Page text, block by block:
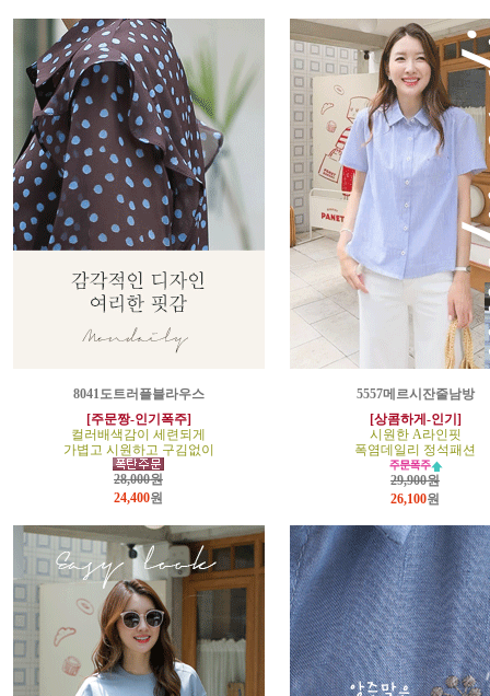
8041도트러플블라우스
[주문짱-인기폭주]
컬러배색감이 세련되게
가볍고 시원하고 구김없이
28,000원
24,400원
5557메르시잔줄남방
[상콤하게-인기]
시원한 A라인핏
폭염데일리 정석패션
29,900원
26,100원